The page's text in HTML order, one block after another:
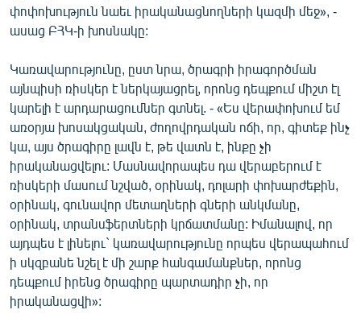
փոփոխություն նաեւ իրականացնողների կազմի մեջ», -
ասաց ԲՀԿ-ի խոսնակը:
Կառավարությունը, ըստ նրա, ծրագրի իրագործման
այնպիսի ռիսկեր է ներկայացրել, որոնց դեպքում միշտ էլ
կարելի է արդարացումներ գտնել. - «Ես վերափոխում եմ
առօրյա խոսակցական, ժողովրդական ոճի, որ, գիտեք ինչ
կա, այս ծրագիրը լավն է, թե վատն է, ինքը չի
իրականացվելու: Մասնավորապես դա վերաբերում է
ռիսկերի մասում նշված, օրինակ, դոլարի փոխարժեքին,
օրինակ, գունավոր մետաղների գների անկմանը,
օրինակ, տրանսֆերտների կրճատմանը: Իմանալով, որ
այդպես է լինելու` կառավարությունը որպես վերապահում
ի սկզբանե նշել է մի շարք հանգամանքներ, որոնց
դեպքում իրենց ծրագիրը պարտադիր չի, որ
իրականացվի»: